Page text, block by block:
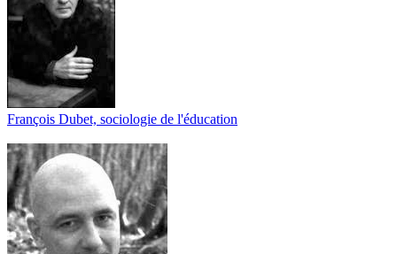
François Dubet, sociologie de l'éducation